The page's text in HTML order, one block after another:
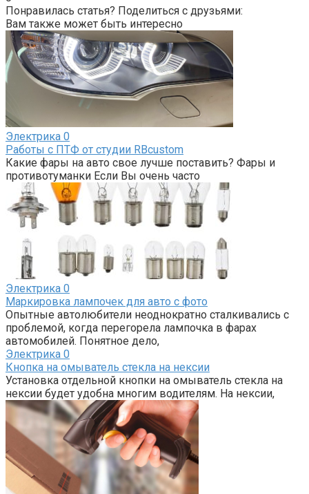
Понравилась статья? Поделиться с друзьями:
Вам также может быть интересно
Электрика 0
Работы с ПТФ от студии RBcustom
Какие фары на авто свое лучше поставить? Фары и
противотуманки Если Вы очень часто
Электрика 0
Маркировка лампочек для авто с фото
Опытные автолюбители неоднократно сталкивались с
проблемой, когда перегорела лампочка в фарах
автомобилей. Понятное дело,
Электрика 0
Кнопка на омыватель стекла на нексии
Установка отдельной кнопки на омыватель стекла на
нексии будет удобна многим водителям. На нексии,